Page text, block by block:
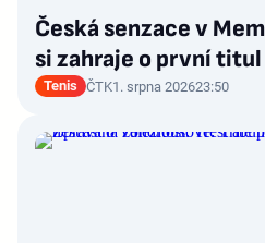
Česká senzace v
si zahraje o první titul
Tenis ČTK1. srpna 202623:50